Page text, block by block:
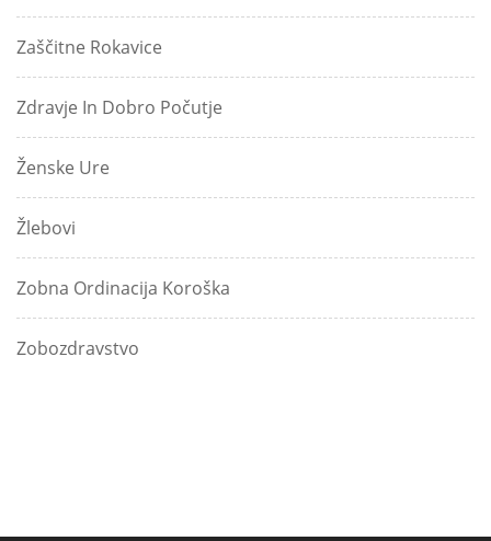
Zaščitne Rokavice
Zdravje In Dobro Počutje
Ženske Ure
Žlebovi
Zobna Ordinacija Koroška
Zobozdravstvo